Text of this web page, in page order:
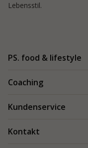
Lebensstil.
PS. food & lifestyle
Kundenerfolge
Coaching
Blogs & Tipps
Kundenservice
Kontakt